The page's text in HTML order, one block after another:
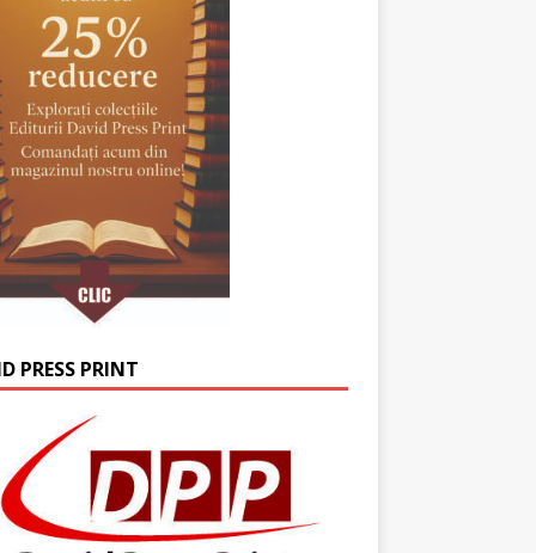
PRESS PRINT